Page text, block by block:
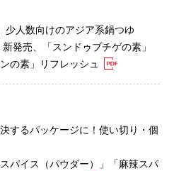
少人数向けのアジア系鍋つゆ
発売、「スンドゥブチゲの素」
の素」リフレッシュ
するパッケージに！使い切り・個
パイス（パウダー）」「麻辣スパ